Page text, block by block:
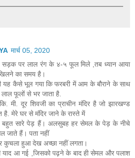
मार्च 05, 2020
पर लाल रंग के ४-५ फूल मिले ,तब ध्यान आया
का समय है।
यह कैसे भूल गया कि फरबरी में आम के बौराने के साथ
फूलों से भर जाता है.
मी. दूर शिवजी का प्राचीन मंदिर है जो झारखण्ड
है. मेरे घर से मंदिर जाने के रास्ते में
बहुत सारे पेड़ हैं। अलसुबह हर सेमल के पेड़ के नीचे
जाते हैं। पता नहीं
कुचला हुआ देख अच्छा नहीं लगता।
आ गई ,जिसको पढ़ने के बाद ही सेमल और पलाश